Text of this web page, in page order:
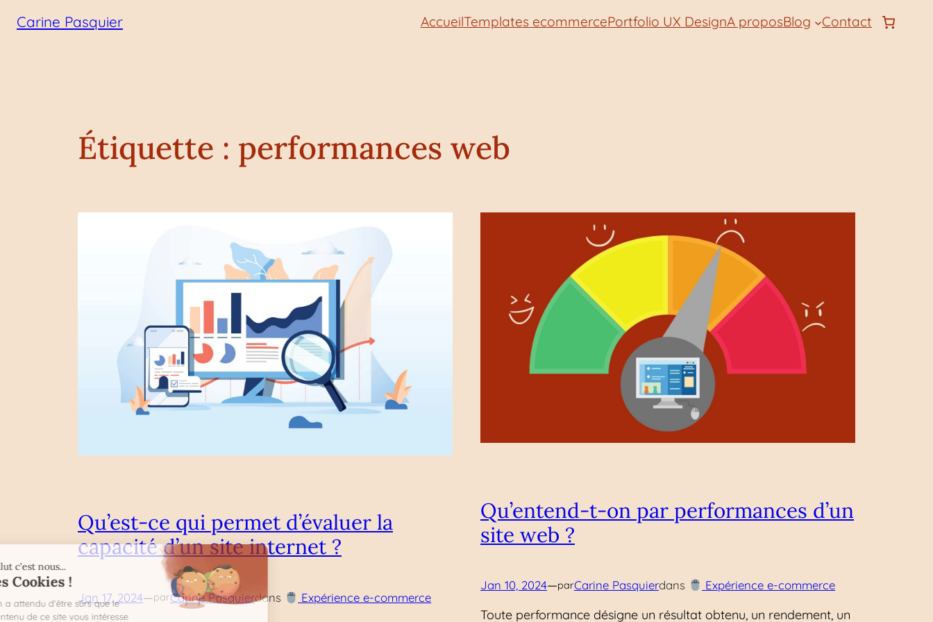
Aller
au
Carine Pasquier AccueilTemplates ecommercePortfolio UX DesignA proposBlog Contact
Étiquette : performances web
Qu’est-ce qui permet d’évaluer la
capacité d’un site internet ?
Jan 17, 2024—parCarine Pasquierdans Expérience e-commerce
Qu’entend-t-on par performances d’un
site web ?
Jan 10, 2024—parCarine Pasquierdans Expérience e-commerce
Toute performance désigne un résultat obtenu, un rendement, un